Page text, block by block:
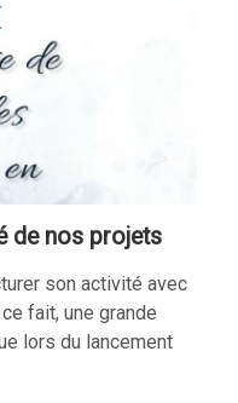
de nos projets
son activité avec
fait, une grande
lors du lancement